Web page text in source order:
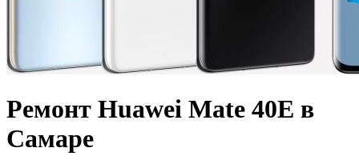
Ремонт Huawei Mate 40E в
Самаре